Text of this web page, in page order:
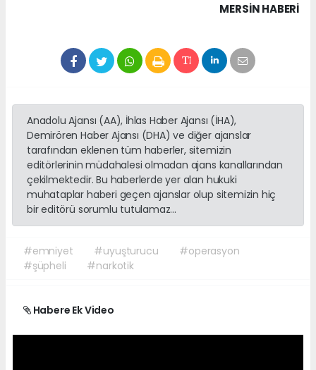
MERSIN HABERİ
Anadolu Ajansı (AA), İhlas Haber Ajansı (İHA),
Demirören Haber Ajansı (DHA) ve diğer ajanslar
tarafından eklenen tüm haberler, sitemizin
editörlerinin müdahalesi olmadan ajans kanallarından
çekilmektedir. Bu haberlerde yer alan hukuki
muhataplar haberi geçen ajanslar olup sitemizin hiç
bir editörü sorumlu tutulamaz...
#emniyet #uyuşturucu
#operasyon
#şüpheli
#narkotik
Habere Ek Video